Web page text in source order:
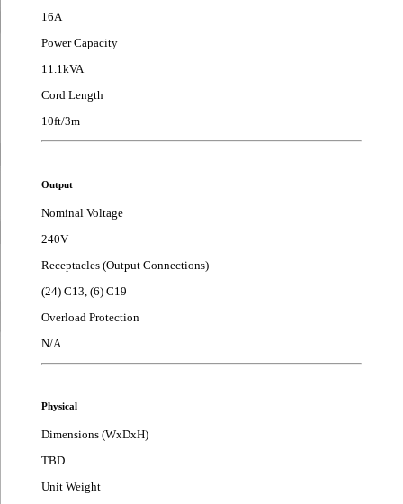
16A
Power Capacity
11.1kVA
Cord Length
10ft/3m
Output
Nominal Voltage
240V
Receptacles (Output Connections)
(24) C13, (6) C19
Overload Protection
N/A
Physical
Dimensions (WxDxH)
TBD
Unit Weight